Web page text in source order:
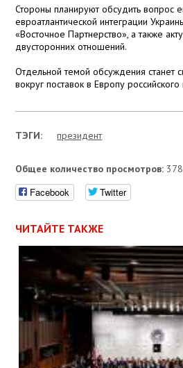
Стороны планируют обсудить вопрос
евроатлантической интеграции
«Восточное Партнерство», а также
двусторонних отношений.
Отдельной темой обсуждения станет
вокруг поставок в Европу российского
ТЭГИ: президент
Общее количество просмотров: 378
Facebook Twitter
ЧИТАЙТЕ ТАКЖЕ